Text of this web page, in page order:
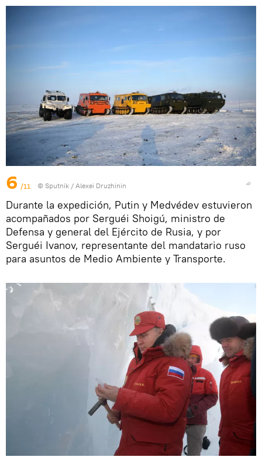
6 /11 © Sputnik / Alexei Druzhinin
Durante la expedición, Putin y Medvédev estuvieron
acompañados por Serguéi Shoigú, ministro de
Defensa y general del Ejército de Rusia, y por
Serguéi Ivanov, representante del mandatario ruso
para asuntos de Medio Ambiente y Transporte.